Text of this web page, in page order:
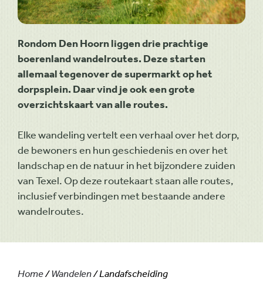
Rondom Den Hoorn liggen drie prachtige
boerenland wandelroutes. Deze starten
allemaal tegenover de supermarkt op het
dorpsplein. Daar vind je ook een grote
overzichtskaart van alle routes.
Elke wandeling vertelt een verhaal over het dorp,
de bewoners en hun geschiedenis en over het
landschap en de natuur in het bijzondere zuiden
van Texel. Op deze routekaart staan alle routes,
inclusief verbindingen met bestaande andere
wandelroutes.
Home/Wandelen/ Landafscheiding